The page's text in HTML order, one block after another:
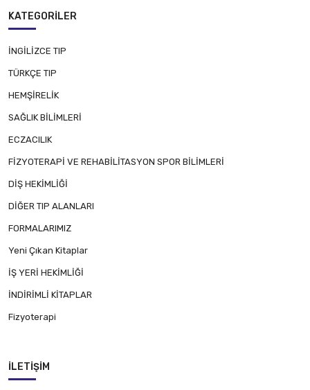
KATEGORILER
İNGİLİZCE TIP
TÜRKÇE TIP
HEMŞİRELİK
SAĞLIK BİLİMLERİ
ECZACILIK
FİZYOTERAPİ VE REHABİLİTASYON SPOR BİLİMLERİ
DİŞ HEKİMLİĞİ
DİĞER TIP ALANLARI
FORMALARIMIZ
Yeni Çıkan Kitaplar
İŞ YERİ HEKİMLİĞİ
İNDİRİMLİ KİTAPLAR
Fizyoterapi
İLETIŞIM